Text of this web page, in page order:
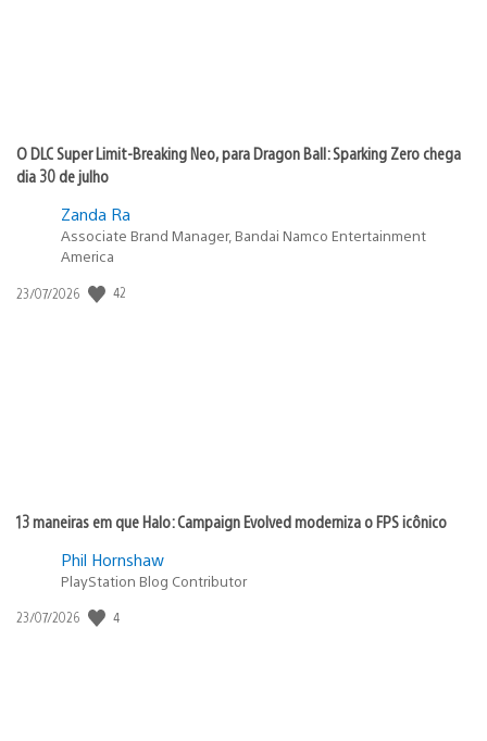
O DLC Super Limit-Breaking Neo, para Dragon Ball: Sparking Zero chega
dia 30 de julho
Zanda Ra
Associate Brand Manager, Bandai Namco Entertainment
America
Data
23/07/2026 42
13 maneiras em que Halo: Campaign Evolved moderniza o FPS icônico
Phil Hornshaw
PlayStation Blog Contributor
Data
23/07/2026 4